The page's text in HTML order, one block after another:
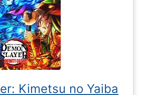
Kimetsu no Yaiba